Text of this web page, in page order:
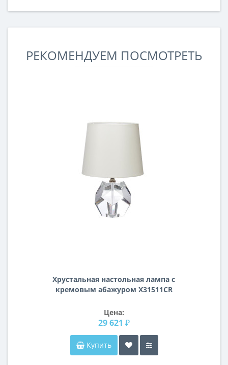
РЕКОМЕНДУЕМ ПОСМОТРЕТЬ
Хрустальная настольная лампа с
кремовым абажуром X31511CR
Цена:
29 621 ₽
Купить